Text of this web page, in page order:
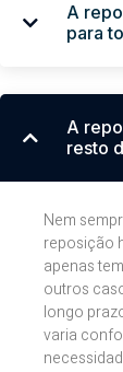
A
para
A
resto
Nem
reposição
apenas
outros
longo
varia